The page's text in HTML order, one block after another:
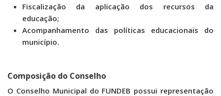
Fiscalização da aplicação dos recursos da
educação;
Acompanhamento das políticas educacionais do
município.
Composição do Conselho
O Conselho Municipal do FUNDEB possui representação